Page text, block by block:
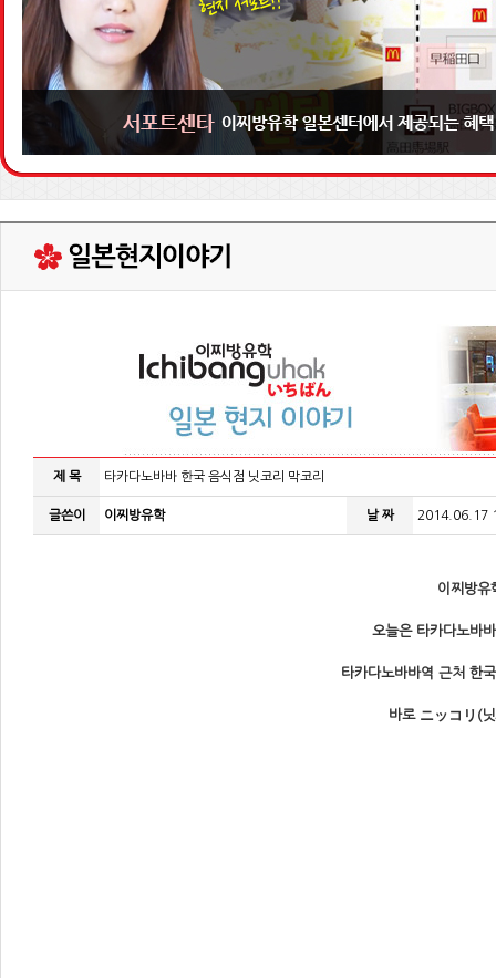
제 목 타카다노바바 한국 음식점 닛코리 막코리
글쓴이 이찌방유학 날 짜 2014.06.17
이찌방
오늘은 타카다노바
타카다노바바역 근처 한
바로 ニッコリ(